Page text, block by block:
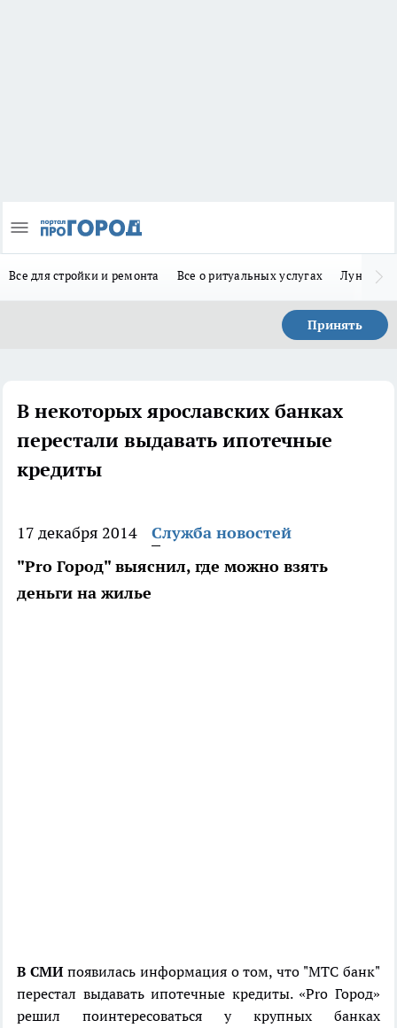
Все для стройки и ремонта Все о ритуальных услугах Лунно-
Принять
В некоторых ярославских банках
перестали выдавать ипотечные
кредиты
17 декабря 2014
Служба новостей
"Pro Город" выяснил, где можно взять
деньги на жилье
В СМИ появилась информация о том, что "МТС банк"
перестал выдавать ипотечные кредиты. «Pro Город»
решил поинтересоваться у крупных банках